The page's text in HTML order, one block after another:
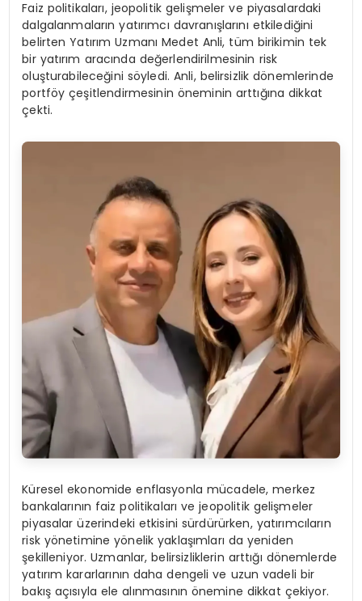
Faiz politikaları, jeopolitik gelişmeler ve piyasalardaki
dalgalanmaların yatırımcı davranışlarını etkilediğini
belirten Yatırım Uzmanı Medet Anli, tüm birikimin tek
bir yatırım aracında değerlendirilmesinin risk
oluşturabileceğini söyledi. Anli, belirsizlik dönemlerinde
portföy çeşitlendirmesinin öneminin arttığına dikkat
çekti.
Küresel ekonomide enflasyonla mücadele, merkez
bankalarının faiz politikaları ve jeopolitik gelişmeler
piyasalar üzerindeki etkisini sürdürürken, yatırımcıların
risk yönetimine yönelik yaklaşımları da yeniden
şekilleniyor. Uzmanlar, belirsizliklerin arttığı dönemlerde
yatırım kararlarının daha dengeli ve uzun vadeli bir
bakış açısıyla ele alınmasının önemine dikkat çekiyor.